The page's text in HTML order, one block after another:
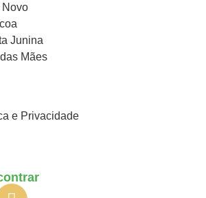
Novo
Junina
Mães
e Privacidade